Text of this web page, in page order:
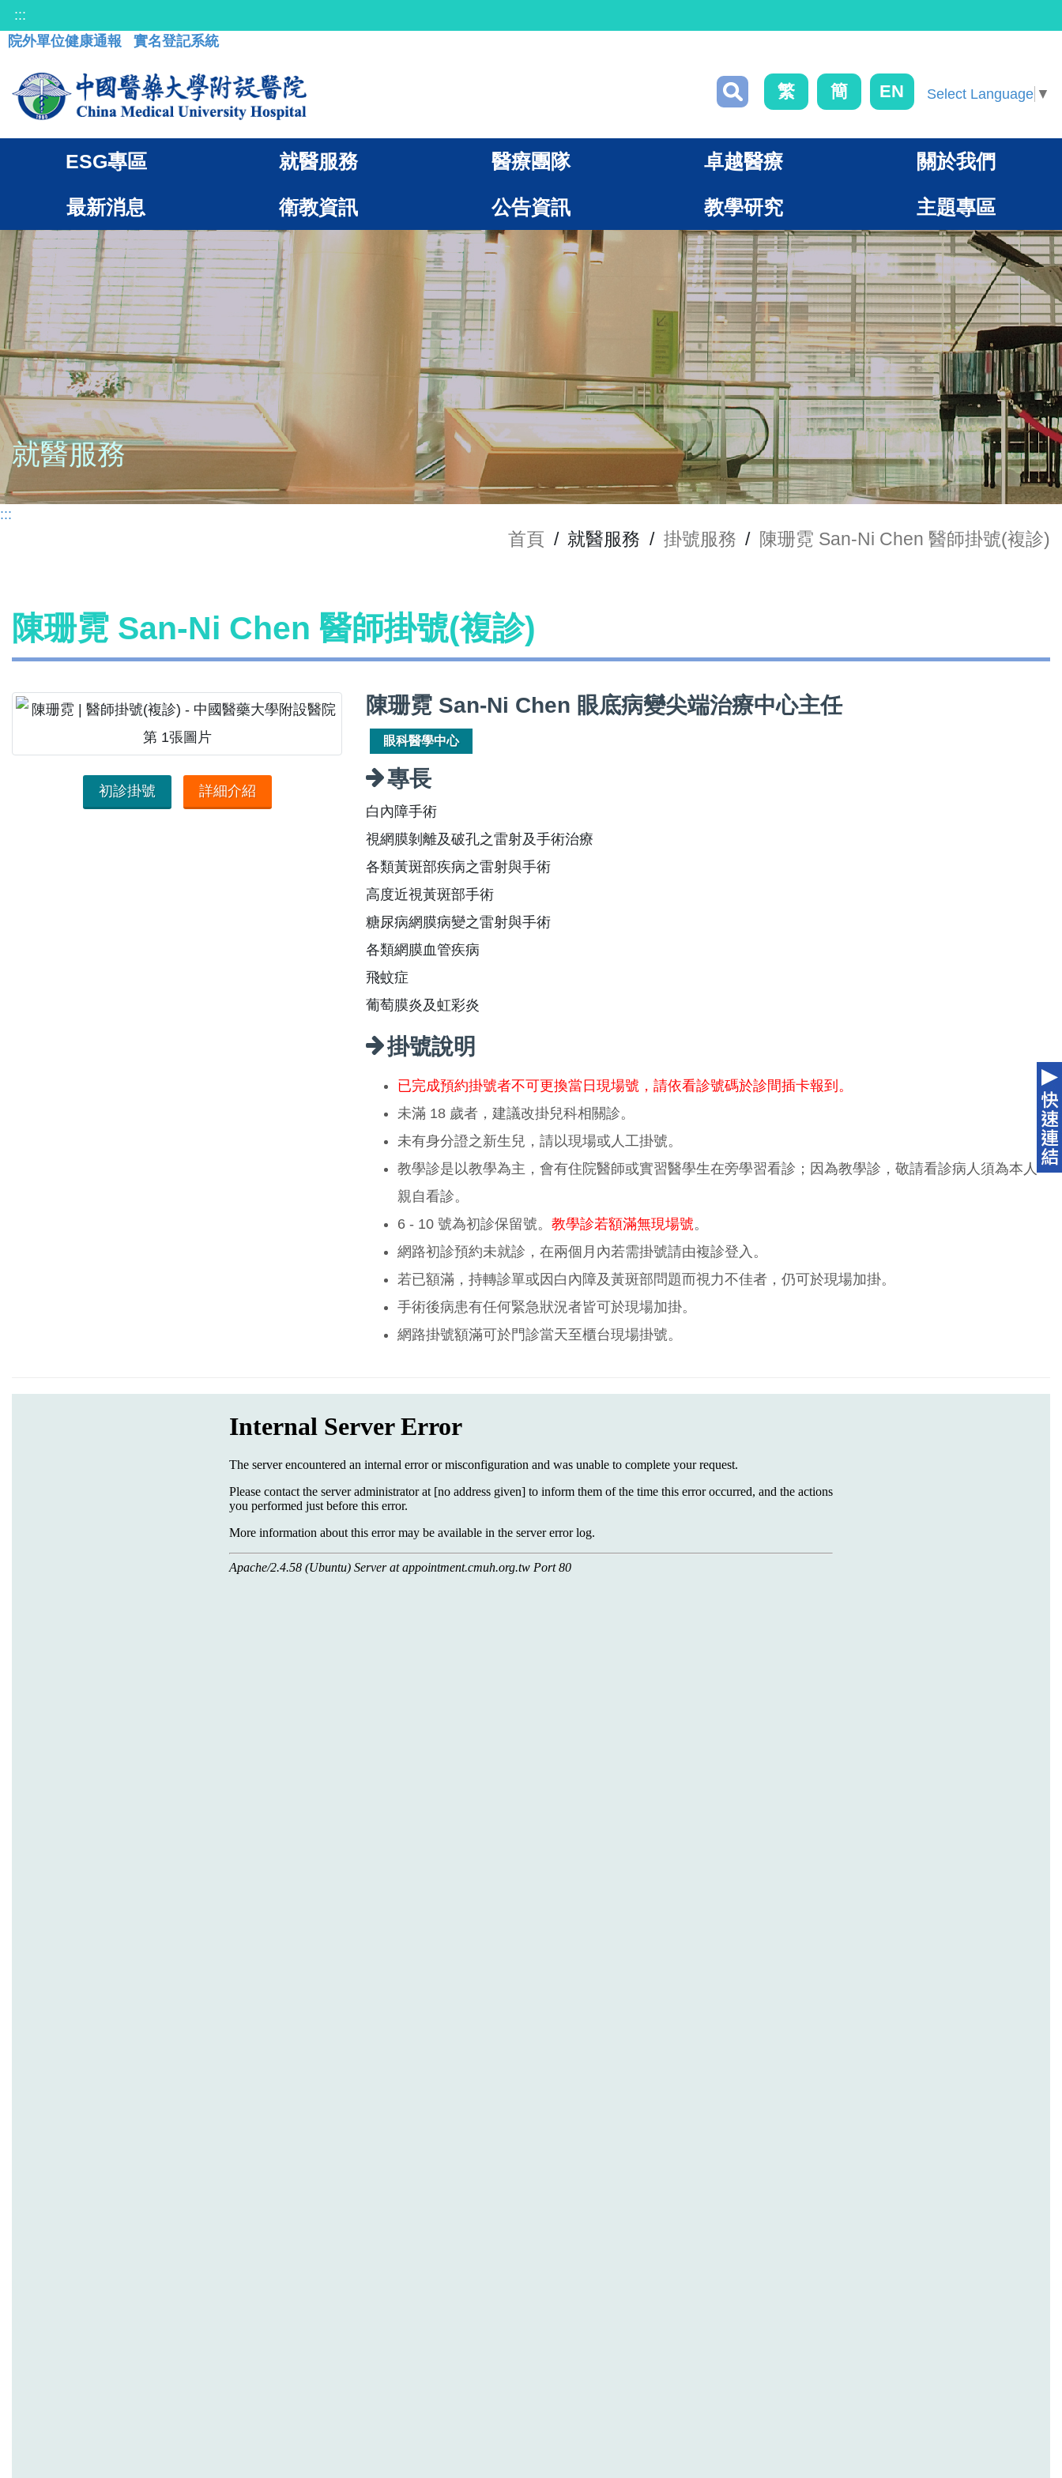
:::
院外單位健康通報
實名登記系統
繁 簡 EN Select Language ▼
ESG專區 就醫服務 醫療團隊 卓越醫療 關於我們
最新消息 衛教資訊 公告資訊 教學研究 主題專區
就醫服務
:::
首頁 / 就醫服務 / 掛號服務 / 陳珊霓 San-Ni Chen 醫師掛號(複診)
陳珊霓 San-Ni Chen 醫師掛號(複診)
初診掛號 詳細介紹
陳珊霓 San-Ni Chen 眼底病變尖端治療中心主任
眼科醫學中心
專長
白內障手術
視網膜剝離及破孔之雷射及手術治療
各類黃斑部疾病之雷射與手術
高度近視黃斑部手術
糖尿病網膜病變之雷射與手術
各類網膜血管疾病
飛蚊症
葡萄膜炎及虹彩炎
掛號說明
已完成預約掛號者不可更換當日現場號，請依看診號碼於診間插卡報到。
未滿 18 歲者，建議改掛兒科相關診。
未有身分證之新生兒，請以現場或人工掛號。
教學診是以教學為主，會有住院醫師或實習醫學生在旁學習看診；因為教學診，敬請看診病人須為本人
親自看診。
6 - 10 號為初診保留號。 教學診若額滿無現場號。
網路初診預約未就診，在兩個月內若需掛號請由複診登入。
若已額滿，持轉診單或因白內障及黃斑部問題而視力不佳者，仍可於現場加掛。
手術後病患有任何緊急狀況者皆可於現場加掛。
網路掛號額滿可於門診當天至櫃台現場掛號。